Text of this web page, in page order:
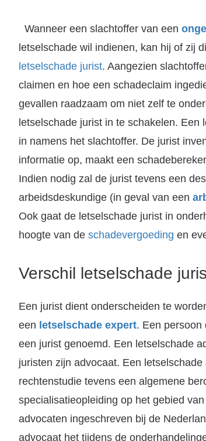
Wanneer een slachtoffer van een
letselschade wil indienen, kan hij of zij
letselschade jurist. Aangezien
claimen en hoe een schadeclaim
gevallen raadzaam om niet zelf te
letselschade jurist in te schakelen. Een
in namens het slachtoffer. De jurist
informatie op, maakt een
Indien nodig zal de jurist tevens een
arbeidsdeskundige (in geval van een
Ook gaat de letselschade jurist in
hoogte van de schadevergoeding en
Verschil letselschade
Een jurist dient onderscheiden te
een letselschade expert. Een persoon
een jurist genoemd. Een letselschade
juristen zijn advocaat. Een
rechtenstudie tevens een algemene
specialisatieopleiding op het gebied
advocaten ingeschreven bij de
advocaat het tijdens de